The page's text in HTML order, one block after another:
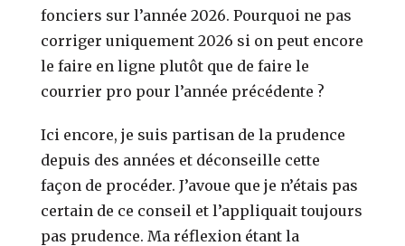
fonciers sur l’année 2026. Pourquoi ne pas
corriger uniquement 2026 si on peut encore
le faire en ligne plutôt que de faire le
courrier pro pour l’année précédente ?
Ici encore, je suis partisan de la prudence
depuis des années et déconseille cette
façon de procéder. J’avoue que je n’étais pas
certain de ce conseil et l’appliquait toujours
pas prudence. Ma réflexion étant la